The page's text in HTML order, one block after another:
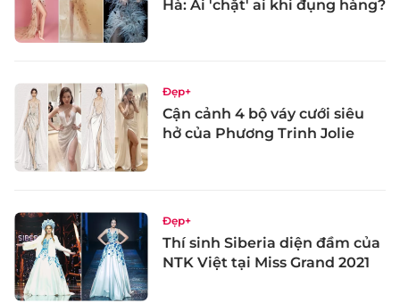
Hà: Ai 'chặt' ai khi đụng hàng?
Đẹp+
Cận cảnh 4 bộ váy cưới siêu
hở của Phương Trinh Jolie
Đẹp+
Thí sinh Siberia diện đầm của
NTK Việt tại Miss Grand 2021